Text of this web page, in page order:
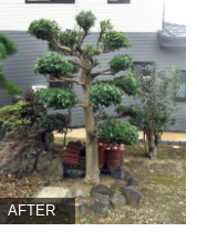
AFTER